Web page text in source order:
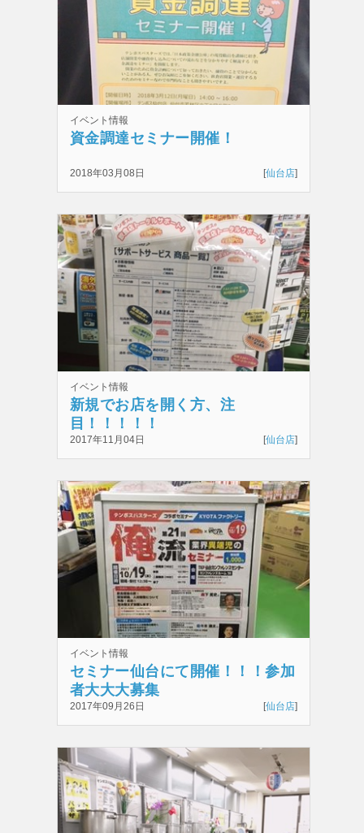
イベント情報
資金調達セミナー開催！
2018年03月08日 [仙台店]
イベント情報
新規でお店を開く方、注
目！！！！！
2017年11月04日 [仙台店]
イベント情報
セミナー仙台にて開催！！！参加
者大大大募集
中！！！！！！！！！！！！！！
！！！！！！！！！！！！！！
2017年09月26日 [仙台店]